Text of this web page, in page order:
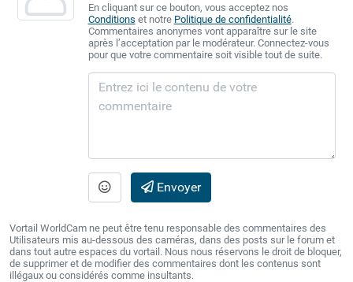
En cliquant sur ce bouton, vous acceptez nos
Conditions et notre Politique de confidentialité.
Commentaires anonymes vont apparaître sur le site
après l’acceptation par le modérateur. Connectez-vous
pour que votre commentaire soit visible tout de suite.
Envoyer
Vortail WorldCam ne peut être tenu responsable des commentaires des
Utilisateurs mis au-dessous des caméras, dans des posts sur le forum et
dans tout autre espaces du vortail. Nous nous réservons le droit de bloquer,
de supprimer et de modifier des commentaires dont les contenus sont
illégaux ou considérés comme insultants.